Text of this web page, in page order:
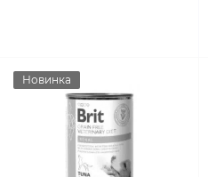
Новинка